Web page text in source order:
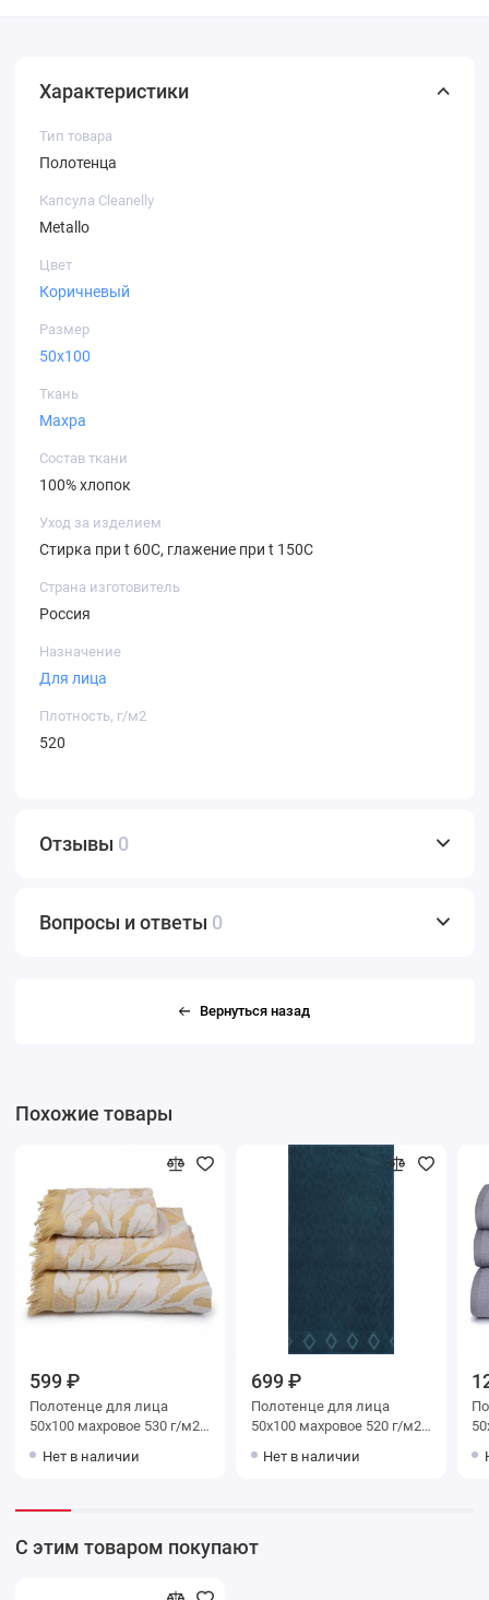
Характеристики
Тип товара
Полотенца
Капсула Cleanelly
Metallo
Цвет
Коричневый
Размер
50х100
Ткань
Махра
Состав ткани
100% хлопок
Уход за изделием
Стирка при t 60С, глажение при t 150С
Страна изготовитель
Россия
Назначение
Для лица
Плотность, г/м2
520
Отзывы 0
Вопросы и ответы 0
Вернуться назад
Похожие товары
599 ₽
Полотенце для лица
50х100 махровое 530 г/м2
мануфактура
Нет в наличии
699 ₽
Полотенце для лица
50х100 махровое 520 г/м2
мануфактура
Нет в наличии
50х100
С этим товаром покупают